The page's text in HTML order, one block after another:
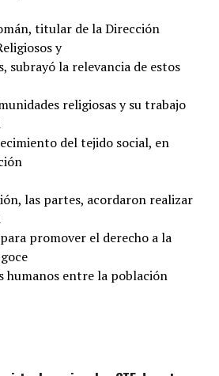
titular de la Dirección
y
subrayó la relevancia de estos
religiosas y su trabajo
del tejido social, en
las partes, acordaron realizar
promover el derecho a la
humanos entre la población